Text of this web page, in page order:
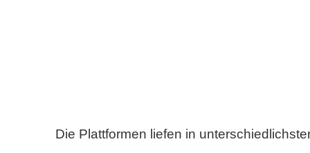
Die Plattformen liefen in